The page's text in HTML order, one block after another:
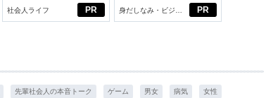
PR
ブン観”診断
社会人ライフ PR
じめよう。しっかりニオ
イケアして24時間快適。
身だしなみ・ビジネ
スアイテム
先輩社会人の本音トーク ゲーム 男女 病気 女性